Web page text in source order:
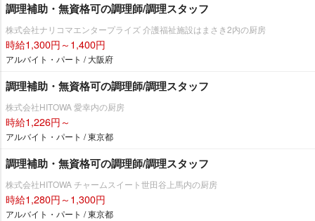
調理補助・無資格可の調理師/調理スタッフ
株式会社ナリコマエンタープライズ 介護福祉施設はまさき2内の厨房
時給1,300円～1,400円
アルバイト・パート / 大阪府
調理補助・無資格可の調理師/調理スタッフ
株式会社HITOWA 愛幸内の厨房
時給1,226円～
アルバイト・パート / 東京都
調理補助・無資格可の調理師/調理スタッフ
株式会社HITOWA チャームスイート世田谷上馬内の厨房
時給1,280円～1,300円
アルバイト・パート / 東京都